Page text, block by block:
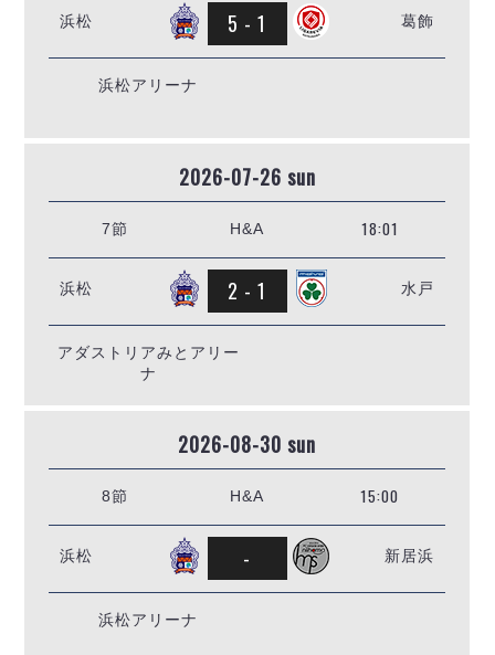
浜松 5 - 1 葛飾
浜松アリーナ
2026-07-26 sun
7節 H&A 18:01
浜松 2 - 1 水戸
アダストリアみとアリー
ナ
2026-08-30 sun
8節 H&A 15:00
浜松 - 新居浜
浜松アリーナ